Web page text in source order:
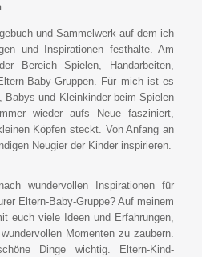
.
und Sammelwerk auf dem ich
und Inspirationen festhalte. Am
Bereich Spielen, Handarbeiten,
Baby-Gruppen. Für mich ist es
Babys und Kleinkinder beim Spielen
wieder aufs Neue fasziniert,
Köpfen steckt. Von Anfang an
Neugier der Kinder inspirieren.
wundervollen Inspirationen für
Eltern-Baby-Gruppe? Auf meinem
euch viele Ideen und Erfahrungen,
Momenten zu zaubern.
Dinge wichtig. Eltern-Kind-